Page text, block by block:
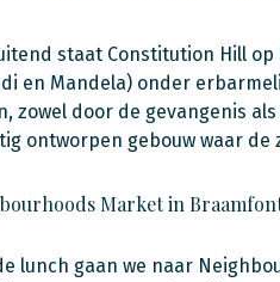
staat Constitution Hill
en Mandela) onder
zowel door de gevangenis
ontworpen gebouw waar
Market in
lunch gaan we naar